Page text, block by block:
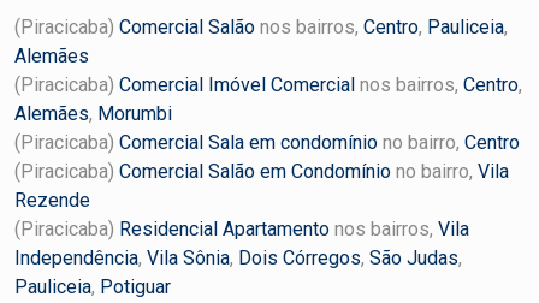
(Piracicaba) Comercial Salão nos bairros, Centro, Pauliceia,
Alemães
(Piracicaba) Comercial Imóvel Comercial nos bairros, Centro,
Alemães, Morumbi
(Piracicaba) Comercial Sala em condomínio no bairro, Centro
(Piracicaba) Comercial Salão em Condomínio no bairro, Vila
Rezende
(Piracicaba) Residencial Apartamento nos bairros, Vila
Independência, Vila Sônia, Dois Córregos, São Judas,
Pauliceia, Potiguar